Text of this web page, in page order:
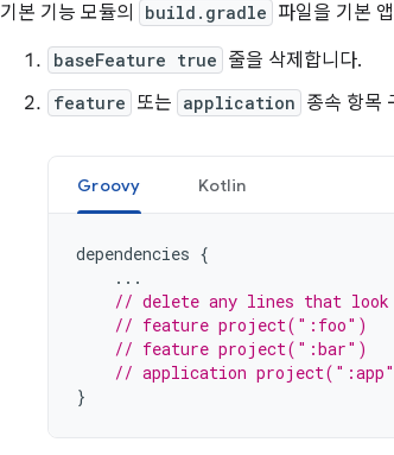
기본 기능 모듈의 build.gradle 파일을 기본
baseFeature true 줄을 삭제합니다.
feature 또는 application 종속 항목
Groovy Kotlin
dependencies {
...
// delete any lines that
// feature project(":foo")
// feature project(":bar")
// application
}